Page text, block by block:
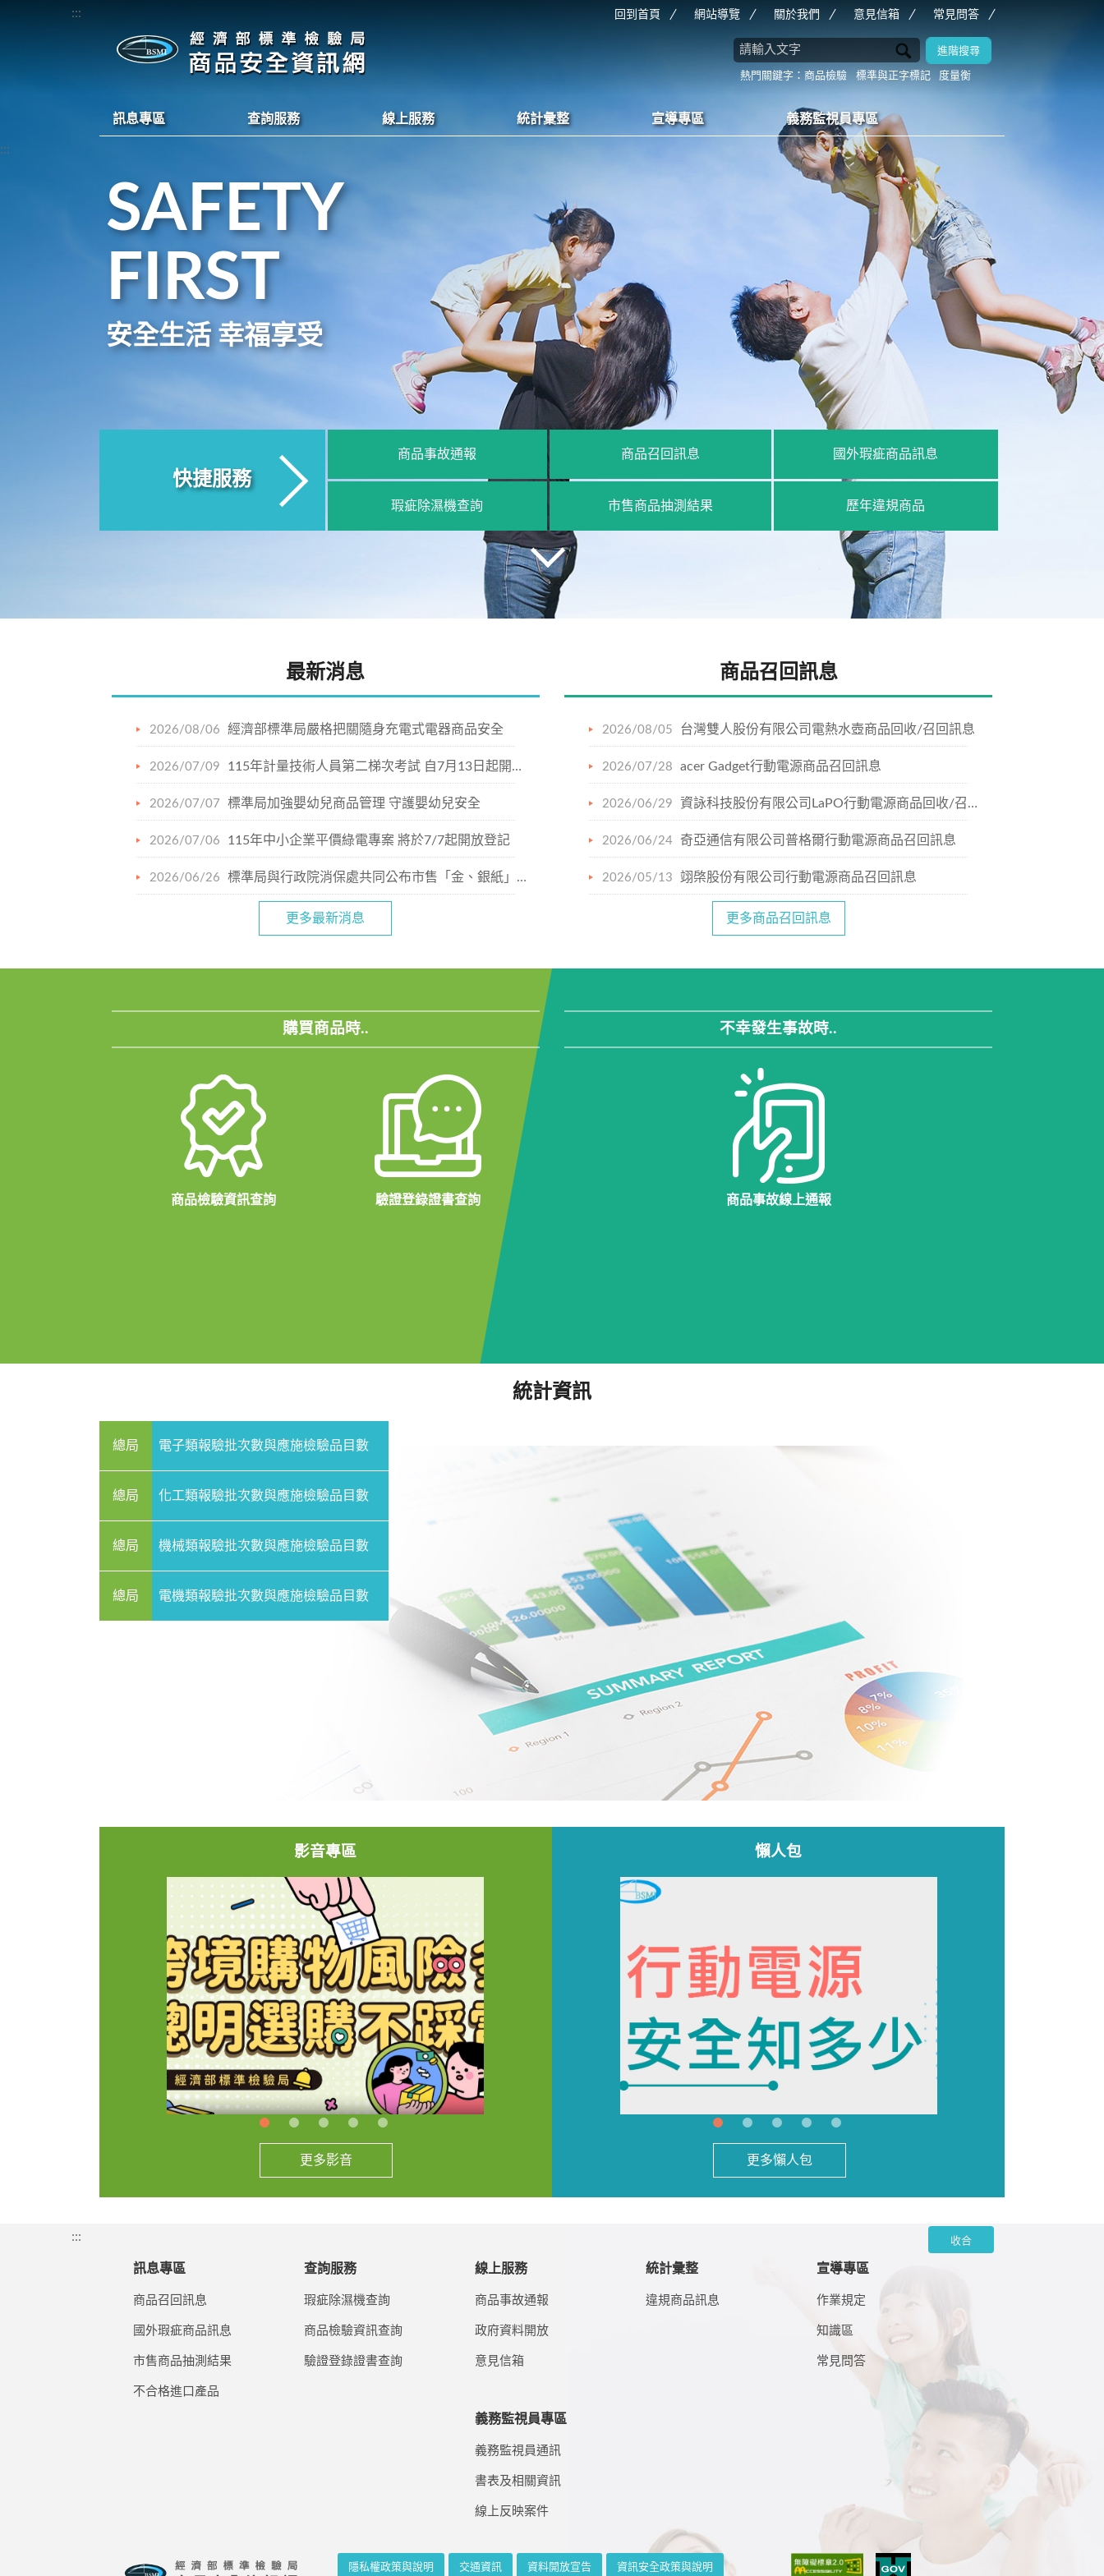
回到首頁 網站導覽 關於我們 意見信箱 常見問答
:::
商品檢驗 標準與正字標記 度量衡
訊息專區 查詢服務 線上服務 統計彙整 宣導專區 義務監視員專區
:::
SAFETY
FIRST
安全生活 幸福享受
快捷服務
商品事故通報 商品召回訊息 國外瑕疵商品訊息
瑕疵除濕機查詢 市售商品抽測結果 歷年違規商品
最新消息
2026/08/06 經濟部標準局嚴格把關隨身充電式電器商品安全
2026/07/09 115年計量技術人員第二梯次考試 自7月13日起開放報名
2026/07/07 標準局加強嬰幼兒商品管理 守護嬰幼兒安全
2026/07/06 115年中小企業平價綠電專案 將於7/7起開放登記
2026/06/26 標準局與行政院消保處共同公布市售「金、銀紙」及「香品」商品檢 ...
更多最新消息
商品召回訊息
2026/08/05 台灣雙人股份有限公司電熱水壺商品回收/召回訊息
2026/07/28 acer Gadget行動電源商品召回訊息
2026/06/29 資詠科技股份有限公司LaPO行動電源商品回收/召回訊息
2026/06/24 奇亞通信有限公司普格爾行動電源商品召回訊息
2026/05/13 翊棨股份有限公司行動電源商品召回訊息
更多商品召回訊息
購買商品時..
商品檢驗資訊查詢 驗證登錄證書查詢
不幸發生事故時..
商品事故線上通報
統計資訊
總局 電子類報驗批次數與應施檢驗品目數
總局 化工類報驗批次數與應施檢驗品目數
總局 機械類報驗批次數與應施檢驗品目數
總局 電機類報驗批次數與應施檢驗品目數
影音專區
更多影音
懶人包
更多懶人包
::: 收合
訊息專區
商品召回訊息
國外瑕疵商品訊息
市售商品抽測結果
不合格進口產品
查詢服務
瑕疵除濕機查詢
商品檢驗資訊查詢
驗證登錄證書查詢
線上服務
商品事故通報
政府資料開放
意見信箱
統計彙整
違規商品訊息
宣導專區
作業規定
知識區
常見問答
義務監視員專區
義務監視員通訊
書表及相關資訊
線上反映案件
隱私權政策與說明 交通資訊 資料開放宣告 資訊安全政策與說明